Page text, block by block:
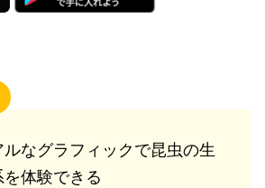
ルなグラフィックで昆虫の生
を体験できる